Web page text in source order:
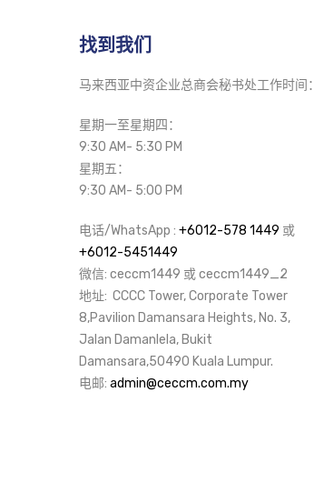
找到我们
马来西亚中资企业总商会秘书处工作时间：
星期一至星期四：
9:30 AM- 5:30 PM
星期五：
9:30 AM- 5:00 PM
电话/WhatsApp : +6012-578 1449 或
+6012-5451449
微信: ceccm1449 或 ceccm1449_2
地址: CCCC Tower, Corporate Tower
8,Pavilion Damansara Heights, No. 3,
Jalan Damanlela, Bukit
Damansara,50490 Kuala Lumpur.
电邮: admin@ceccm.com.my